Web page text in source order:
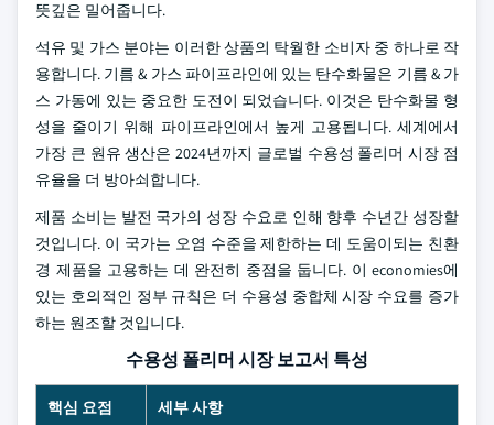
뜻깊은 밀어줍니다.
석유 및 가스 분야는 이러한 상품의 탁월한 소비자 중 하나로 작
용합니다. 기름 & 가스 파이프라인에 있는 탄수화물은 기름 & 가
스 가동에 있는 중요한 도전이 되었습니다. 이것은 탄수화물 형
성을 줄이기 위해 파이프라인에서 높게 고용됩니다. 세계에서
가장 큰 원유 생산은 2024년까지 글로벌 수용성 폴리머 시장 점
유율을 더 방아쇠합니다.
제품 소비는 발전 국가의 성장 수요로 인해 향후 수년간 성장할
것입니다. 이 국가는 오염 수준을 제한하는 데 도움이되는 친환
경 제품을 고용하는 데 완전히 중점을 둡니다. 이 economies에
있는 호의적인 정부 규칙은 더 수용성 중합체 시장 수요를 증가
하는 원조할 것입니다.
수용성 폴리머 시장 보고서 특성
핵심 요점 세부 사항